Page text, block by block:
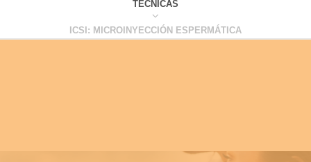
TÉCNICAS
ICSI: MICROINYECCIÓN ESPERMÁTICA